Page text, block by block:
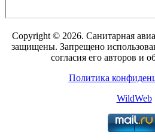
Copyright © 2026. Санитарная
защищены. Запрещено
согласия его авторов и
Политика
WildWeb